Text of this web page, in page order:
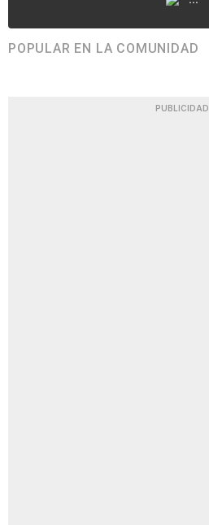
POPULAR EN LA COMUNIDAD
PUBLICIDAD